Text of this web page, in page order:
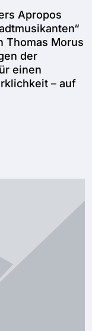
Apropos
Thomas Morus
der
einen
– auf